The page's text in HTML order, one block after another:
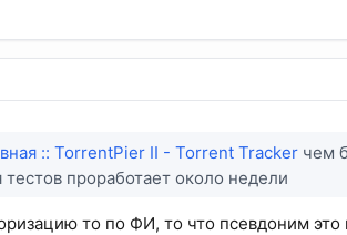
:: TorrentPier II - Torrent Tracker чем
проработает около недели
то по ФИ, то что псевдоним